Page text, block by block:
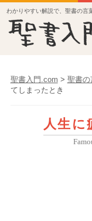
わかりやすい解説で、聖書の言
聖書入門.com > 聖書の
てしまったとき
人生に